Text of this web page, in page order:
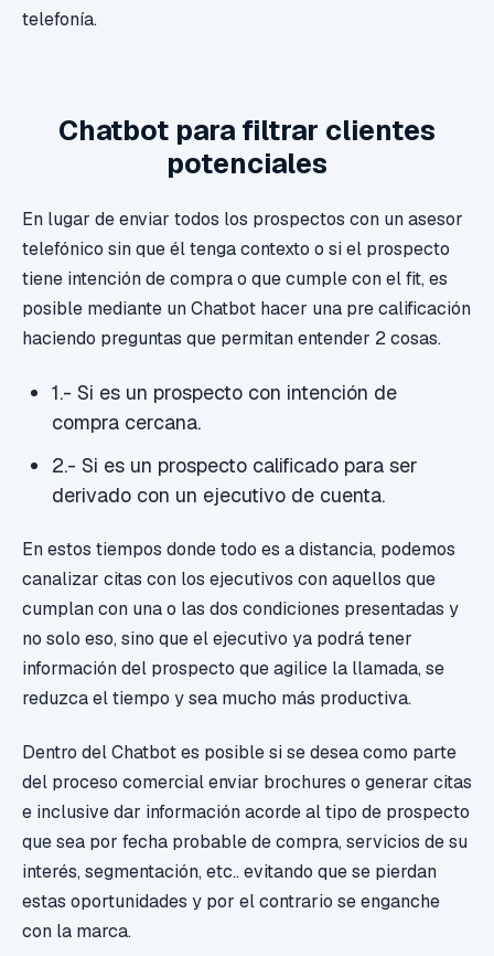
telefonía.
Chatbot para filtrar clientes
potenciales
En lugar de enviar todos los prospectos con un asesor
telefónico sin que él tenga contexto o si el prospecto
tiene intención de compra o que cumple con el fit, es
posible mediante un Chatbot hacer una pre calificación
haciendo preguntas que permitan entender 2 cosas.
1.- Si es un prospecto con intención de
compra cercana.
2.- Si es un prospecto calificado para ser
derivado con un ejecutivo de cuenta.
En estos tiempos donde todo es a distancia, podemos
canalizar citas con los ejecutivos con aquellos que
cumplan con una o las dos condiciones presentadas y
no solo eso, sino que el ejecutivo ya podrá tener
información del prospecto que agilice la llamada, se
reduzca el tiempo y sea mucho más productiva.
Dentro del Chatbot es posible si se desea como parte
del proceso comercial enviar brochures o generar citas
e inclusive dar información acorde al tipo de prospecto
que sea por fecha probable de compra, servicios de su
interés, segmentación, etc.. evitando que se pierdan
estas oportunidades y por el contrario se enganche
con la marca.